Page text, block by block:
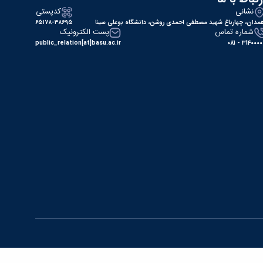
نشانی
چهارباغ شهید مصطفی احمدی روشن، دانشگاه بوعلی سینا
کدپستی
۶۵۱۷۸-۳۸۶۹۵
شماره تماس
31400000 -
پست الکترونیک
public_relation[at]basu.ac.ir